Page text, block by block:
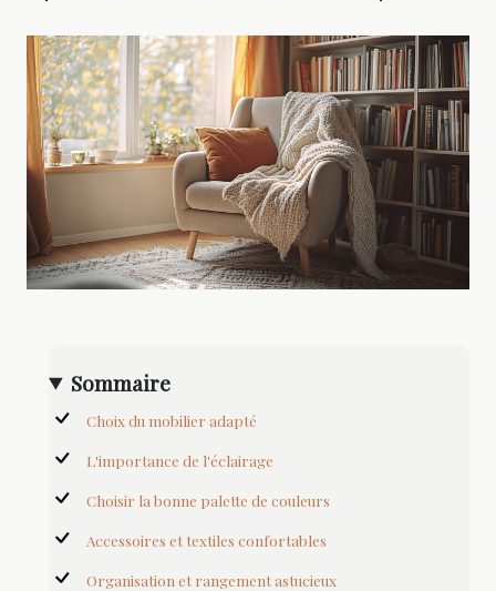
Sommaire
Choix du mobilier adapté
L'importance de l'éclairage
Choisir la bonne palette de couleurs
Accessoires et textiles confortables
Organisation et rangement astucieux